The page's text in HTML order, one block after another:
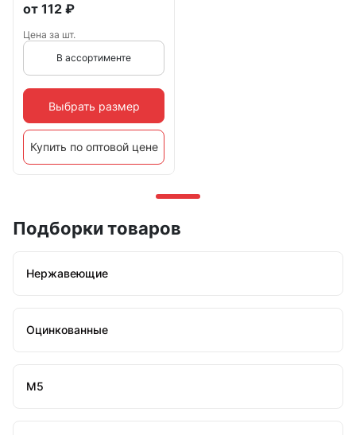
от 112 ₽
Цена за шт.
В ассортименте
Выбрать размер
Купить по оптовой цене
Подборки товаров
Нержавеющие
Оцинкованные
М5